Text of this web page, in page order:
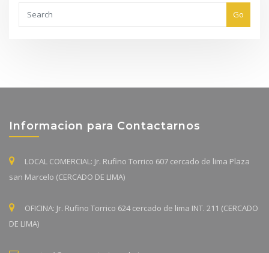
Go
Informacion para Contactarnos
LOCAL COMERCIAL: Jr. Rufino Torrico 607 cercado de lima Plaza
san Marcelo (CERCADO DE LIMA)
OFICINA: Jr. Rufino Torrico 624 cercado de lima INT. 211 (CERCADO
DE LIMA)